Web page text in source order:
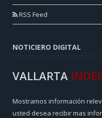
RSS Feed
NOTICIERO DIGITAL
VALLARTA
Mostramos información
usted desea recibir mas